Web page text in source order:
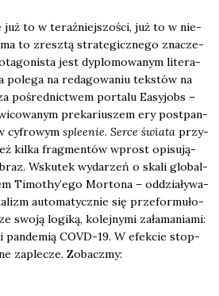
już to w teraź­niej­szo­ści, już to w nie­
ma to zresz­tą stra­te­gicz­ne­go zna­cze­
jest dyplo­mo­wa­nym lite­ra­
pole­ga na reda­go­wa­niu tek­stów na
pośred­nic­twem por­ta­lu Easy­jobs –
pre­ka­riu­szem ery post­pan­
cyfro­wym sple­enie. Ser­ce świa­ta przy­
kil­ka frag­men­tów wprost opi­su­ją­
Wsku­tek wyda­rzeń o ska­li glo­bal­
Timothy’ego Mor­to­na – oddzia­ły­wa­
auto­ma­tycz­nie się prze­for­mu­ło­
swo­ją logi­ką, kolej­ny­mi zała­ma­nia­mi:
pan­de­mią COVD-19. W efek­cie stop­
zaple­cze. Zobacz­my: